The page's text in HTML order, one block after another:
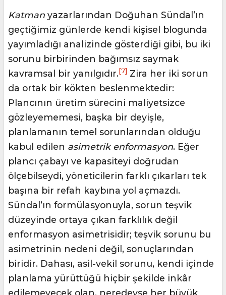
Katman yazarlarından Doğuhan Sündal’ın
geçtiğimiz günlerde kendi kişisel blogunda
yayımladığı analizinde gösterdiği gibi, bu iki
sorunu birbirinden bağımsız saymak
kavramsal bir yanılgıdır.[7] Zira her iki sorun
da ortak bir kökten beslenmektedir:
Plancının üretim sürecini maliyetsizce
gözleyememesi, başka bir deyişle,
planlamanın temel sorunlarından olduğu
kabul edilen asimetrik enformasyon. Eğer
plancı çabayı ve kapasiteyi doğrudan
ölçebilseydi, yöneticilerin farklı çıkarları tek
başına bir refah kaybına yol açmazdı.
Sündal’ın formülasyonuyla, sorun teşvik
düzeyinde ortaya çıkan farklılık değil
enformasyon asimetrisidir; teşvik sorunu bu
asimetrinin nedeni değil, sonuçlarından
biridir. Dahası, asil-vekil sorunu, kendi içinde
planlama yürüttüğü hiçbir şekilde inkâr
edilemeyecek olan, neredeyse her büyük